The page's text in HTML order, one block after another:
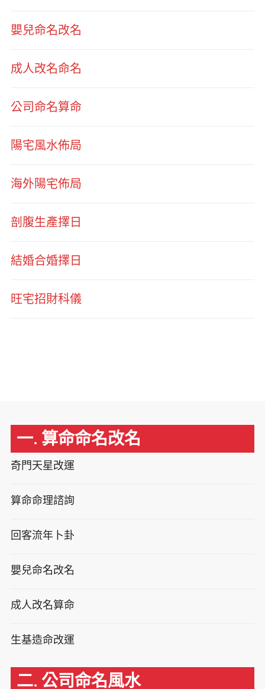
嬰兒命名改名
成人改名命名
公司命名算命
陽宅風水佈局
海外陽宅佈局
剖腹生產擇日
結婚合婚擇日
旺宅招財科儀
一. 算命命名改名
奇門天星改運
算命命理諮詢
回客流年卜卦
嬰兒命名改名
成人改名算命
生基造命改運
二. 公司命名風水